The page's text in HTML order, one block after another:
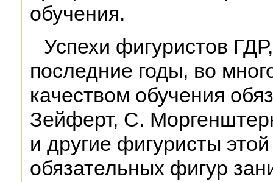
обучения.
Успехи фигуристов
последние годы, во
качеством обучения
Зейферт, С.
и другие фигуристы
обязательных фигур